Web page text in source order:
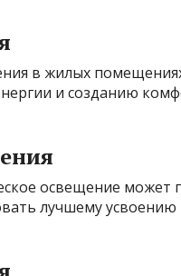
в жилых
и созданию
освещение может
лучшему